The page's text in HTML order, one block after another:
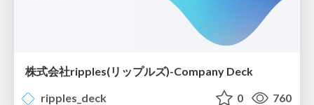
株式会社ripples(リップルズ)-Company Deck
ripples_deck
0 760